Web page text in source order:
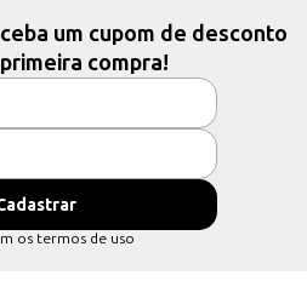
um cupom de desconto
compra!
os termos de uso